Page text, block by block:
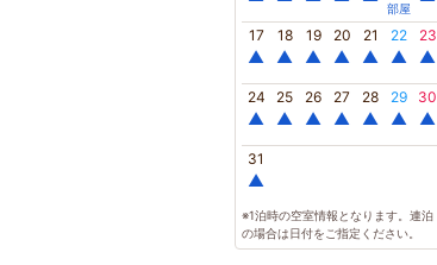
部屋
17
▲
18
▲
19
▲
20
▲
21
▲
22
▲
23
▲
24
▲
25
▲
26
▲
27
▲
28
▲
29
▲
30
▲
31
▲
※1泊時の空室情報となります。連泊
の場合は日付をご指定ください。